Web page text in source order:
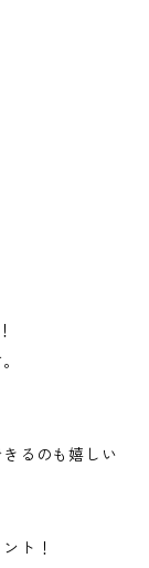
るのも嬉しい
ト！